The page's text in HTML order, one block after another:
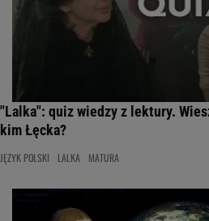
"Lalka": quiz wiedzy z lektury.
kim Łęcka?
JĘZYK POLSKI LALKA MATURA